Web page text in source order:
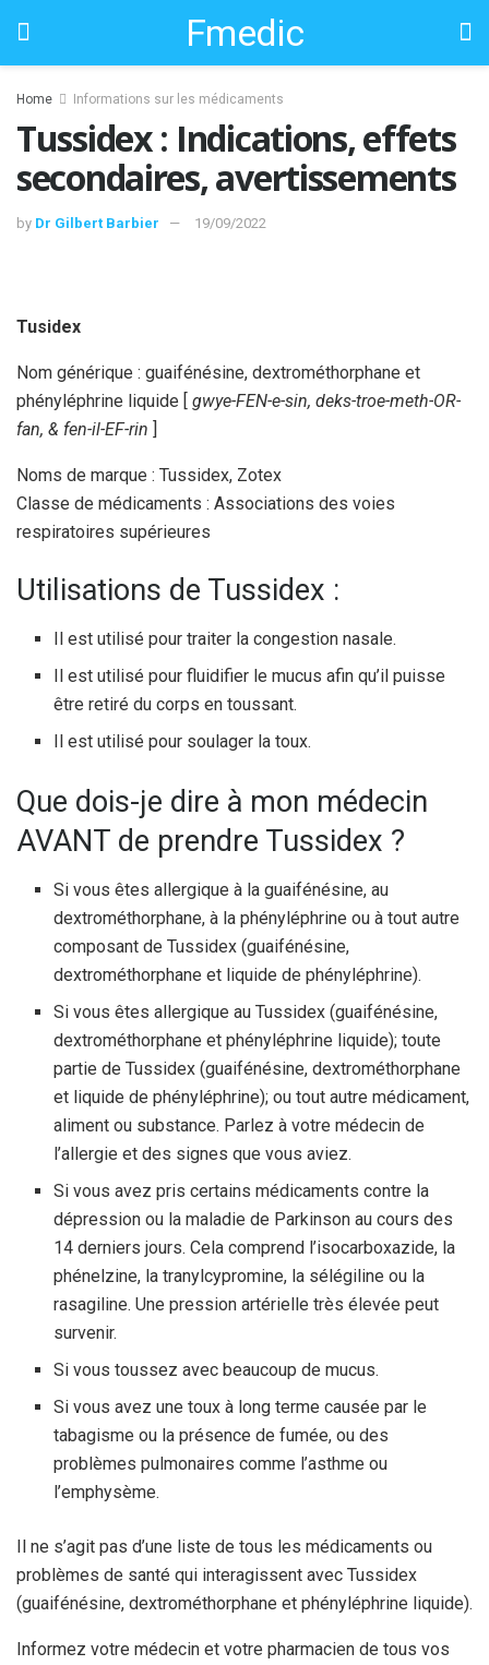
Fmedic
Home Informations sur les médicaments
Tussidex : Indications, effets
secondaires, avertissements
by Dr Gilbert Barbier 19/09/2022
Tusidex
Nom générique : guaifénésine, dextrométhorphane et
phényléphrine liquide [ gwye-FEN-e-sin, deks-troe-meth-OR-
fan, & fen-il-EF-rin ]
Noms de marque : Tussidex, Zotex
Classe de médicaments : Associations des voies
respiratoires supérieures
Utilisations de Tussidex :
Il est utilisé pour traiter la congestion nasale.
Il est utilisé pour fluidifier le mucus afin qu’il puisse
être retiré du corps en toussant.
Il est utilisé pour soulager la toux.
Que dois-je dire à mon médecin
AVANT de prendre Tussidex ?
Si vous êtes allergique à la guaifénésine, au
dextrométhorphane, à la phényléphrine ou à tout autre
composant de Tussidex (guaifénésine,
dextrométhorphane et liquide de phényléphrine).
Si vous êtes allergique au Tussidex (guaifénésine,
dextrométhorphane et phényléphrine liquide); toute
partie de Tussidex (guaifénésine, dextrométhorphane
et liquide de phényléphrine); ou tout autre médicament,
aliment ou substance. Parlez à votre médecin de
l’allergie et des signes que vous aviez.
Si vous avez pris certains médicaments contre la
dépression ou la maladie de Parkinson au cours des
14 derniers jours. Cela comprend l’isocarboxazide, la
phénelzine, la tranylcypromine, la sélégiline ou la
rasagiline. Une pression artérielle très élevée peut
survenir.
Si vous toussez avec beaucoup de mucus.
Si vous avez une toux à long terme causée par le
tabagisme ou la présence de fumée, ou des
problèmes pulmonaires comme l’asthme ou
l’emphysème.
Il ne s’agit pas d’une liste de tous les médicaments ou
problèmes de santé qui interagissent avec Tussidex
(guaifénésine, dextrométhorphane et phényléphrine liquide).
Informez votre médecin et votre pharmacien de tous vos